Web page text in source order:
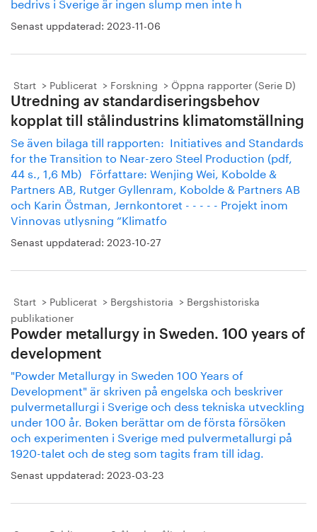
Senast uppdaterad: 2023-11-06
Start Publicerat Forskning Öppna rapporter (Serie D)
Utredning av standardiseringsbehov
kopplat till stålindustrins klimatomställning
Se även bilaga till rapporten: Initiatives and Standards
for the Transition to Near-zero Steel Production (pdf,
44 s., 1,6 Mb) Författare: Wenjing Wei, Kobolde &
Partners AB, Rutger Gyllenram, Kobolde & Partners AB
och Karin Östman, Jernkontoret - - - - - Projekt inom
Vinnovas utlysning ”Klimatfo
Senast uppdaterad: 2023-10-27
Start Publicerat Bergshistoria
Bergshistoriska
publikationer
Powder metallurgy in Sweden. 100 years of
development
"Powder Metallurgy in Sweden 100 Years of
Development" är skriven på engelska och beskriver
pulvermetallurgi i Sverige och dess tekniska utveckling
under 100 år. Boken berättar om de första försöken
och experimenten i Sverige med pulvermetallurgi på
1920-talet och de steg som tagits fram till idag.
Senast uppdaterad: 2023-03-23